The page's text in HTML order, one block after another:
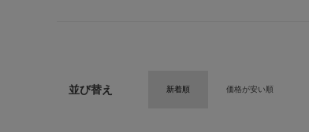
並び替え 新着順 価格が安い順